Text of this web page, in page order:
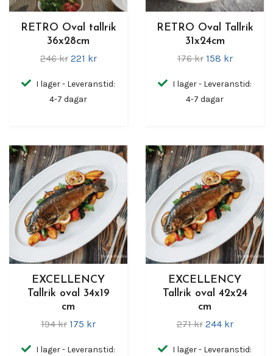
RETRO Oval tallrik
36x28cm
246 kr 221 kr
I lager - Leveranstid:
4-7 dagar
RETRO Oval Tallrik
31x24cm
176 kr 158 kr
I lager - Leveranstid:
4-7 dagar
EXCELLENCY
Tallrik oval 34x19
cm
194 kr 175 kr
I lager - Leveranstid:
EXCELLENCY
Tallrik oval 42x24
cm
271 kr 244 kr
I lager - Leveranstid: